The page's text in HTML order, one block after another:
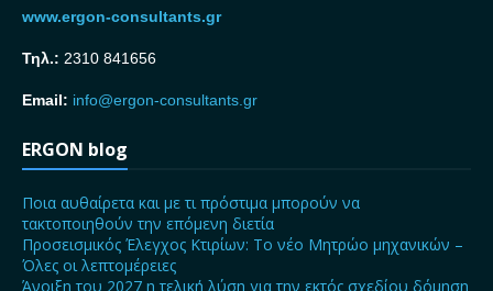
www.ergon-consultants.gr
Τηλ.: 2310 841656
Email: info@ergon-consultants.gr
ERGON blog
Ποια αυθαίρετα και με τι πρόστιμα μπορούν να
τακτοποιηθούν την επόμενη διετία
Προσεισμικός Έλεγχος Κτιρίων: Το νέο Μητρώο μηχανικών –
Όλες οι λεπτομέρειες
Άνοιξη του 2027 η τελική λύση για την εκτός σχεδίου δόμηση